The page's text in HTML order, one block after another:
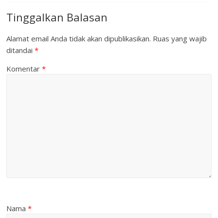
Tinggalkan Balasan
Alamat email Anda tidak akan dipublikasikan. Ruas yang wajib
ditandai*
Komentar*
Nama*